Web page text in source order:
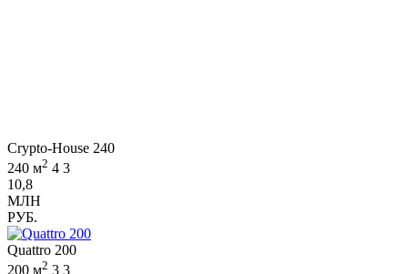
Crypto-House 240
240 м2 4 3
10,8
МЛН
РУБ.
Quattro 200
200 м2 3 3